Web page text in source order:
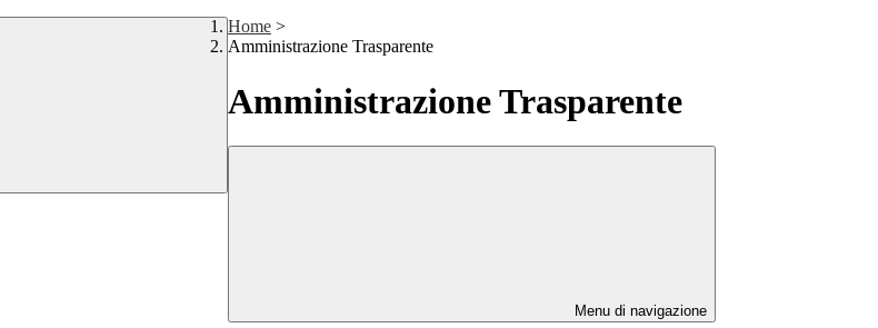
Home >
Amministrazione Trasparente
Amministrazione Trasparente
Menu di navigazione